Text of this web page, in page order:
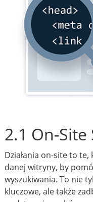
2.1 On-Site
Działania on-site to
danej witryny, by
wyszukiwania. To nie
kluczowe, ale także